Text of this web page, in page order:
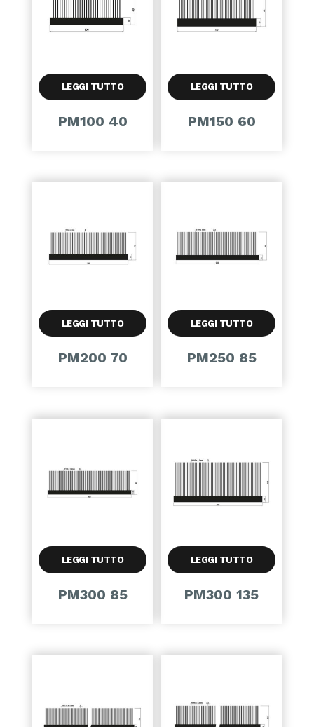
LEGGI TUTTO
PM100 40
LEGGI TUTTO
PM150 60
LEGGI TUTTO
PM200 70
LEGGI TUTTO
PM250 85
LEGGI TUTTO
PM300 85
LEGGI TUTTO
PM300 135